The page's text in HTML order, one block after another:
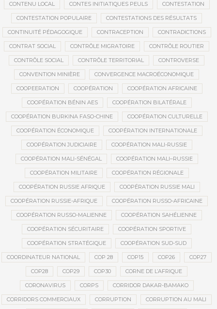
CONTENU LOCAL CONTES INITIATIQUES PEULS CONTESTATION
CONTESTATION POPULAIRE CONTESTATIONS DES RÉSULTATS
CONTINUITÉ PÉDAGOGIQUE CONTRACEPTION CONTRADICTIONS
CONTRAT SOCIAL CONTRÔLE MIGRATOIRE CONTRÔLE ROUTIER
CONTRÔLE SOCIAL CONTRÔLE TERRITORIAL CONTROVERSE
CONVENTION MINIÈRE CONVERGENCE MACROÉCONOMIQUE
COOPEERATION COOPÉRATION COOPÉRATION AFRICAINE
COOPÉRATION BÉNIN AES COOPÉRATION BILATÉRALE
COOPÉRATION BURKINA FASO-CHINE COOPÉRATION CULTURELLE
COOPÉRATION ÉCONOMIQUE COOPÉRATION INTERNATIONALE
COOPÉRATION JUDICIAIRE COOPÉRATION MALI-RUSSIE
COOPÉRATION MALI-SÉNÉGAL COOPÉRATION MALI–RUSSIE
COOPÉRATION MILITAIRE COOPÉRATION RÉGIONALE
COOPÉRATION RUSSIE AFRIQUE COOPÉRATION RUSSIE MALI
COOPÉRATION RUSSIE-AFRIQUE COOPÉRATION RUSSO-AFRICAINE
COOPÉRATION RUSSO-MALIENNE COOPÉRATION SAHÉLIENNE
COOPÉRATION SÉCURITAIRE COOPÉRATION SPORTIVE
COOPÉRATION STRATÉGIQUE COOPÉRATION SUD-SUD
COORDINATEUR NATIONAL COP 28 COP15 COP26 COP27
COP28 COP29 COP30 CORNE DE L’AFRIQUE
CORONAVIRUS CORPS CORRIDOR DAKAR-BAMAKO
CORRIDORS COMMERCIAUX CORRUPTION CORRUPTION AU MALI